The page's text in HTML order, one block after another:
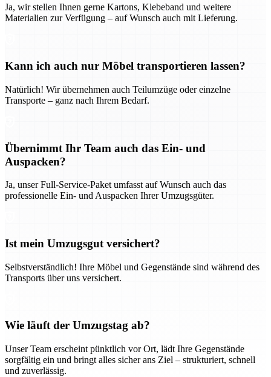
Ja, wir stellen Ihnen gerne Kartons, Klebeband und weitere
Materialien zur Verfügung – auf Wunsch auch mit Lieferung.
Kann ich auch nur Möbel transportieren lassen?
Natürlich! Wir übernehmen auch Teilumzüge oder einzelne
Transporte – ganz nach Ihrem Bedarf.
Übernimmt Ihr Team auch das Ein- und
Auspacken?
Ja, unser Full-Service-Paket umfasst auf Wunsch auch das
professionelle Ein- und Auspacken Ihrer Umzugsgüter.
Ist mein Umzugsgut versichert?
Selbstverständlich! Ihre Möbel und Gegenstände sind während des
Transports über uns versichert.
Wie läuft der Umzugstag ab?
Unser Team erscheint pünktlich vor Ort, lädt Ihre Gegenstände
sorgfältig ein und bringt alles sicher ans Ziel – strukturiert, schnell
und zuverlässig.